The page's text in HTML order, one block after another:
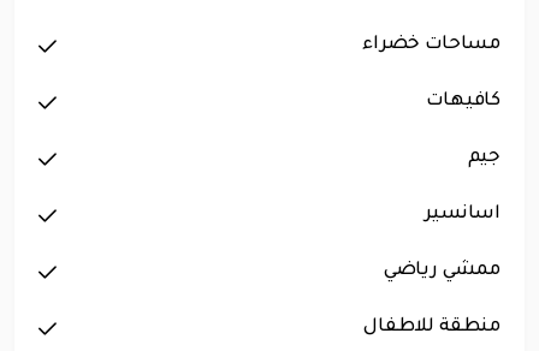
مساحات خضراء
كافيهات
جيم
اسانسير
ممشي رياضي
منطقة للاطفال